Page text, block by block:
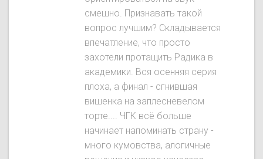
смешно. Признавать такой
вопрос лучшим? Складывается
впечатление, что просто
захотели протащить Радика в
академики. Вся осенняя серия
плоха, а финал - сгнившая
вишенка на заплесневелом
торте.... ЧГК всё больше
начинает напоминать страну -
много кумовства, алогичные